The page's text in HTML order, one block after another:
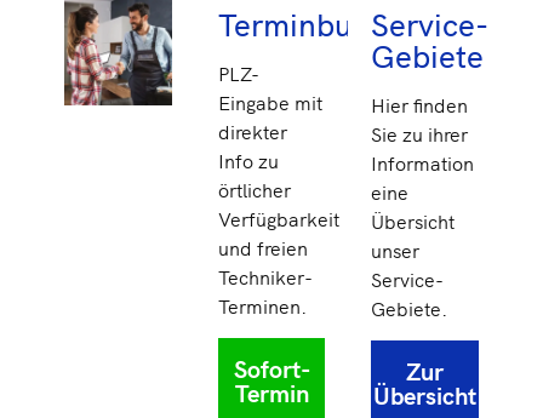
Terminbuchung
PLZ-
Eingabe mit
direkter
Info zu
örtlicher
Verfügbarkeit
und freien
Techniker-
Terminen.
Sofort-
Termin
Service-
Gebiete
Hier finden
Sie zu ihrer
Information
eine
Übersicht
unser
Service-
Gebiete.
Zur
Übersicht